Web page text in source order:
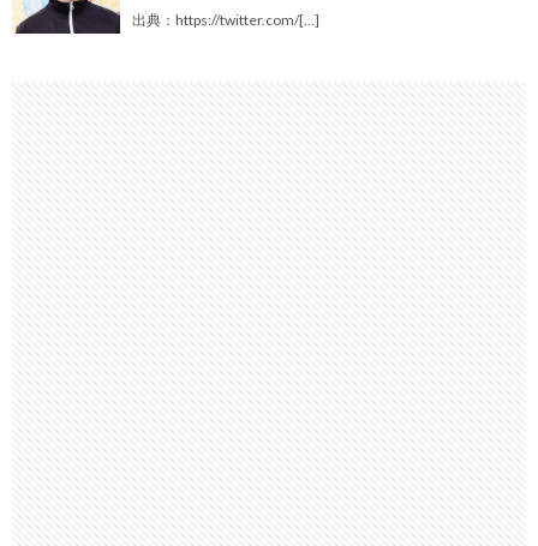
出典：https://twitter.com/[…]